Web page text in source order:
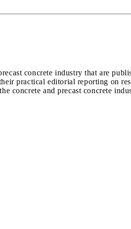
concrete industry that are
practical editorial reporting on
concrete and precast concrete